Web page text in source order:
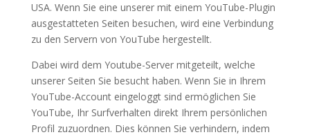
USA. Wenn Sie eine unserer mit einem YouTube-Plugin
ausgestatteten Seiten besuchen, wird eine Verbindung
zu den Servern von YouTube hergestellt.
Dabei wird dem Youtube-Server mitgeteilt, welche
unserer Seiten Sie besucht haben. Wenn Sie in Ihrem
YouTube-Account eingeloggt sind ermöglichen Sie
YouTube, Ihr Surfverhalten direkt Ihrem persönlichen
Profil zuzuordnen. Dies können Sie verhindern, indem